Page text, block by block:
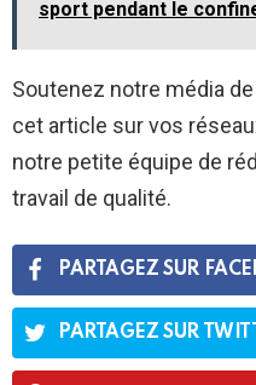
sport pendant le
Soutenez notre média
cet article sur vos
notre petite équipe de
travail de qualité.
PARTAGEZ SUR
PARTAGEZ SUR